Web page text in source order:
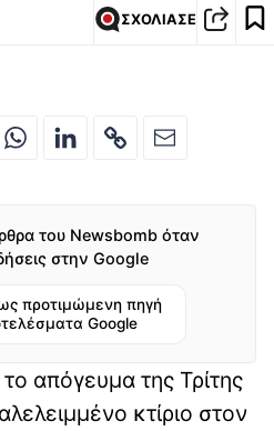
ΣΧΟΛΙΑΣΕ
του Newsbomb όταν
στην Google
προτιμώμενη πηγή
Google
απόγευμα της Τρίτης
κτίριο στον